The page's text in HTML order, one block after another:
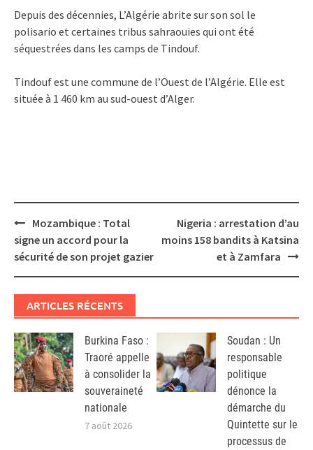
Depuis des décennies, L’Algérie abrite sur son sol le
polisario et certaines tribus sahraouies qui ont été
séquestrées dans les camps de Tindouf.
Tindouf est une commune de l’Ouest de l’Algérie. Elle est
située à 1 460 km au sud-ouest d’Alger.
Post
navigation
Mozambique : Total
signe un accord pour la
sécurité de son projet gazier
Nigeria : arrestation d’au
moins 158 ​​bandits à Katsina
et à Zamfara
ARTICLES RÉCENTS
Burkina Faso :
Traoré appelle
à consolider la
souveraineté
nationale
7 août 2026
Soudan : Un
responsable
politique
dénonce la
démarche du
Quintette sur le
processus de